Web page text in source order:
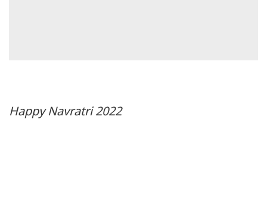
Happy Navratri 2022